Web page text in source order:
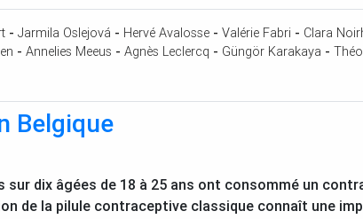
- Jarmila Oslejová - Hervé Avalosse - Valérie Fabri - Clara
- Annelies Meeus - Agnès Leclercq - Güngör Karakaya - Théo
Belgique
sur dix âgées de 18 à 25 ans ont consommé un
de la pilule contraceptive classique connaît une